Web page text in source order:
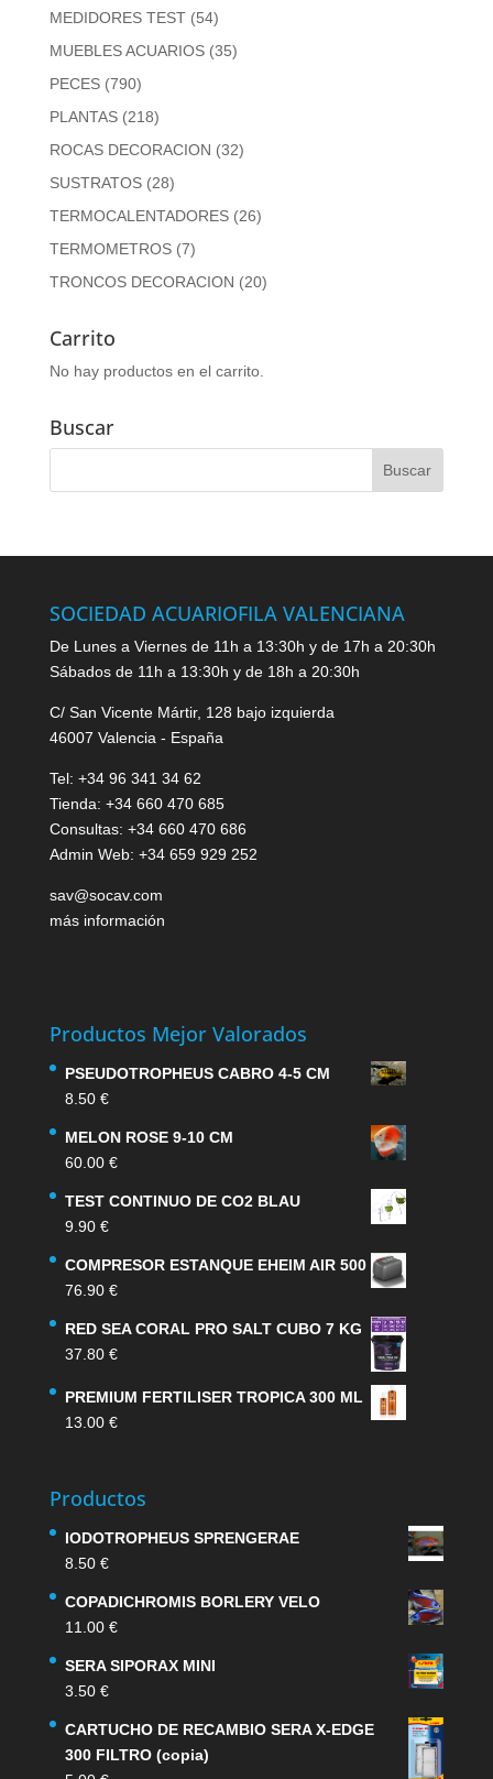
MEDIDORES TEST (54)
MUEBLES ACUARIOS (35)
PECES (790)
PLANTAS (218)
ROCAS DECORACION (32)
SUSTRATOS (28)
TERMOCALENTADORES (26)
TERMOMETROS (7)
TRONCOS DECORACION (20)
Carrito
No hay productos en el carrito.
Buscar
SOCIEDAD ACUARIOFILA VALENCIANA
De Lunes a Viernes de 11h a 13:30h y de 17h a 20:30h
Sábados de 11h a 13:30h y de 18h a 20:30h
C/ San Vicente Mártir, 128 bajo izquierda
46007 Valencia - España
Tel: +34 96 341 34 62
Tienda: +34 660 470 685
Consultas: +34 660 470 686
Admin Web: +34 659 929 252
sav@socav.com
más información
Productos Mejor Valorados
PSEUDOTROPHEUS CABRO 4-5 CM
8.50 €
MELON ROSE 9-10 CM
60.00 €
TEST CONTINUO DE CO2 BLAU
9.90 €
COMPRESOR ESTANQUE EHEIM AIR 500
76.90 €
RED SEA CORAL PRO SALT CUBO 7 KG
37.80 €
PREMIUM FERTILISER TROPICA 300 ML
13.00 €
Productos
IODOTROPHEUS SPRENGERAE
8.50 €
COPADICHROMIS BORLERY VELO
11.00 €
SERA SIPORAX MINI
3.50 €
CARTUCHO DE RECAMBIO SERA X-EDGE
300 FILTRO (copia)